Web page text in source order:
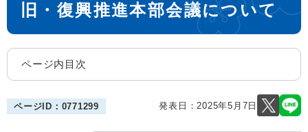
へ
旧・復興推進本部会議について
ページ内目次
ページID：0771299 発表日：2025年5月7日